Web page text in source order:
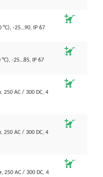
°С), -25…90, IP 67
°С), -25…85, IP 67
250 AC / 300 DC, 4
250 AC / 300 DC, 4
250 AC / 300 DC, 4